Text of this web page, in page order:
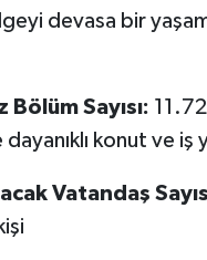
devasa bir
Bölüm Sayısı:
konut ve iş
Vatandaş